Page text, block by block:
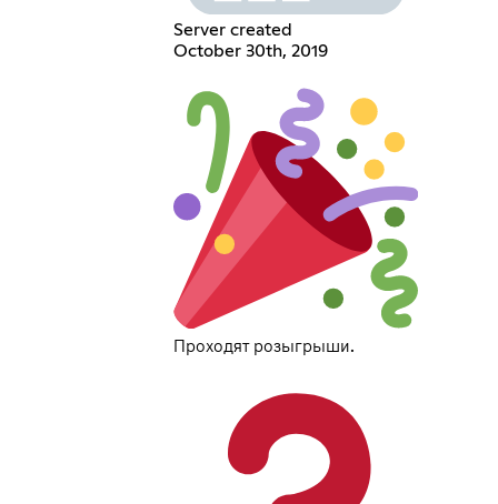
Server created
October 30th, 2019
Проходят розыгрыши.